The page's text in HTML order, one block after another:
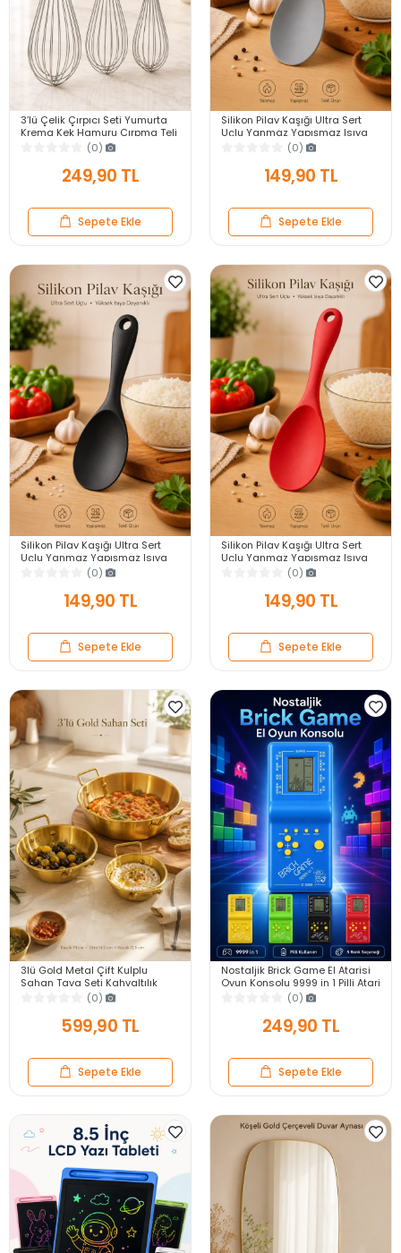
3’lü Çelik Çırpıcı Seti Yumurta
Krema Kek Hamuru Çırpma Teli
Pratik Sos Karıştırıcı Mutfak Teli
(0)
249,90 TL
Sepete Ekle
Silikon Pilav Kaşığı Ultra Sert
Uçlu Yanmaz Yapışmaz Isıya
Dayanıklı Gri Servis Yemek
(0)
149,90 TL
Sepete Ekle
Silikon Pilav Kaşığı Ultra Sert
Uçlu Yanmaz Yapışmaz Isıya
Dayanıklı Siyah Servis Yemek
(0)
149,90 TL
Sepete Ekle
Silikon Pilav Kaşığı Ultra Sert
Uçlu Yanmaz Yapışmaz Isıya
Dayanıklı Kırmızı Servis Yemek
(0)
149,90 TL
Sepete Ekle
3lü Gold Metal Çift Kulplu
Sahan Tava Seti Kahvaltılık
Meze Menemen Mutfak Sofra
Sunum Kabı Seti
(0)
599,90 TL
Sepete Ekle
Nostaljik Brick Game El Atarisi
Oyun Konsolu 9999 in 1 Pilli Atari
Eğlenceli Çocuk Oyuncağı
(0)
249,90 TL
Sepete Ekle